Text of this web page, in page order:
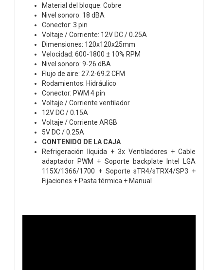
Material del bloque: Cobre
Nivel sonoro: 18 dBA
Conector: 3 pin
Voltaje / Corriente: 12V DC / 0.25A
Dimensiones: 120x120x25mm
Velocidad: 600-1800 ± 10% RPM
Nivel sonoro: 9-26 dBA
Flujo de aire: 27.2-69.2 CFM
Rodamientos: Hidráulico
Conector: PWM 4 pin
Voltaje / Corriente ventilador
12V DC / 0.15A
Voltaje / Corriente ARGB
5V DC / 0.25A
CONTENIDO DE LA CAJA
Refrigeración líquida + 3x Ventiladores + Cable
adaptador PWM + Soporte backplate Intel LGA
115X/1366/1700 + Soporte sTR4/sTRX4/SP3 +
Fijaciones + Pasta térmica + Manual